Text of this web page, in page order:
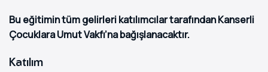
Bu eğitimin tüm gelirleri katılımcılar tarafından Kanserli
Çocuklara Umut Vakfı’na bağışlanacaktır.
Katılım